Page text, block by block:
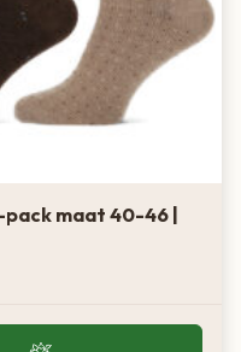
pack maat 40-46 |